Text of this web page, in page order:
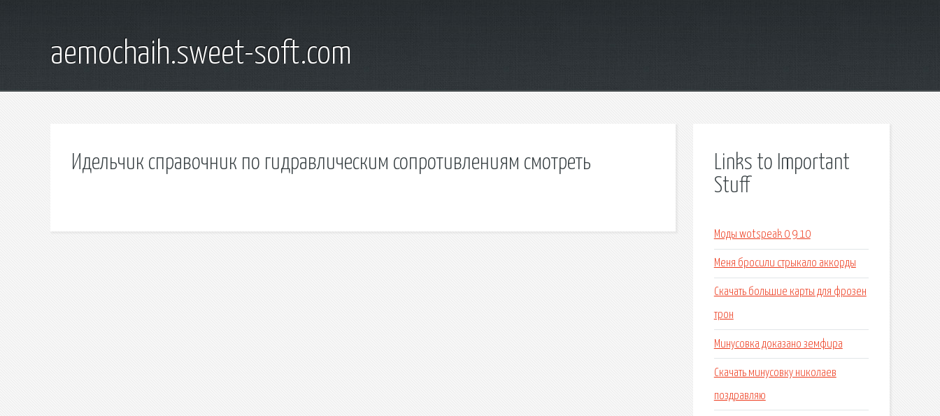
aemochaih.sweet-soft.com
Идельчик справочник по гидравлическим сопротивлениям смотреть
Links to Important
Stuff
Моды wotspeak 0 9 10
Меня бросили стрыкало аккорды
Скачать большие карты для фрозен
трон
Минусовка доказано земфира
Скачать минусовку николаев
поздравляю